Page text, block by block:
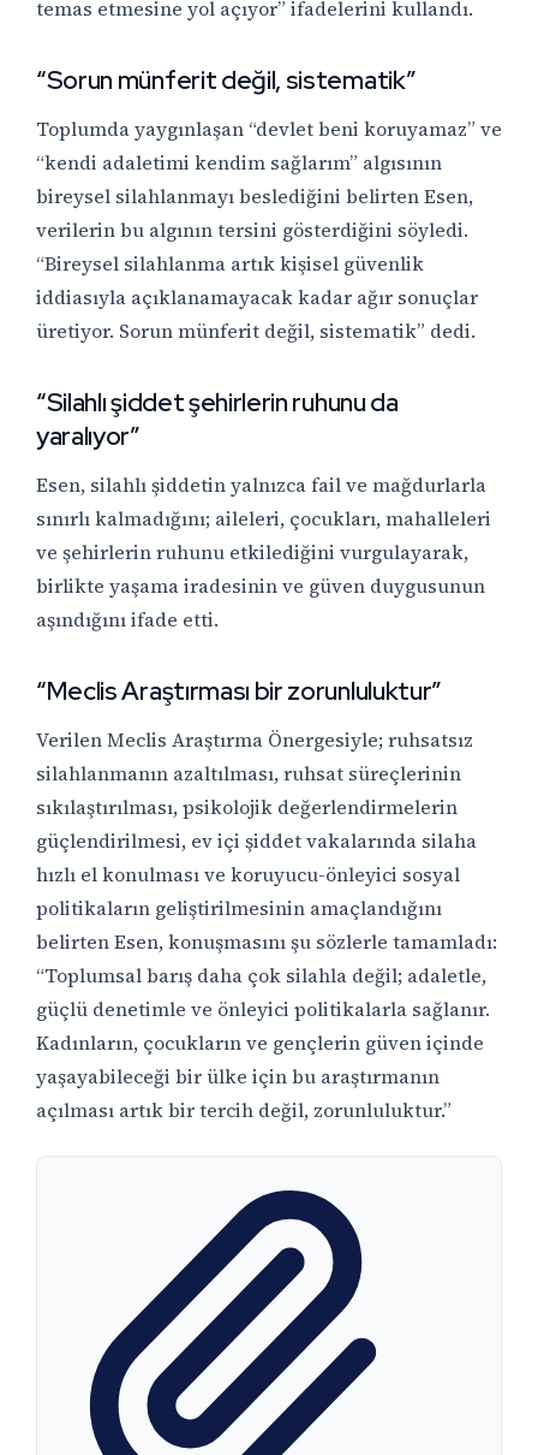
temas etmesine yol açıyor” ifadelerini kullandı.
“Sorun münferit değil, sistematik”
Toplumda yaygınlaşan “devlet beni koruyamaz” ve
“kendi adaletimi kendim sağlarım” algısının
bireysel silahlanmayı beslediğini belirten Esen,
verilerin bu algının tersini gösterdiğini söyledi.
“Bireysel silahlanma artık kişisel güvenlik
iddiasıyla açıklanamayacak kadar ağır sonuçlar
üretiyor. Sorun münferit değil, sistematik” dedi.
“Silahlı şiddet şehirlerin ruhunu da
yaralıyor”
Esen, silahlı şiddetin yalnızca fail ve mağdurlarla
sınırlı kalmadığını; aileleri, çocukları, mahalleleri
ve şehirlerin ruhunu etkilediğini vurgulayarak,
birlikte yaşama iradesinin ve güven duygusunun
aşındığını ifade etti.
“Meclis Araştırması bir zorunluluktur”
Verilen Meclis Araştırma Önergesiyle; ruhsatsız
silahlanmanın azaltılması, ruhsat süreçlerinin
sıkılaştırılması, psikolojik değerlendirmelerin
güçlendirilmesi, ev içi şiddet vakalarında silaha
hızlı el konulması ve koruyucu-önleyici sosyal
politikaların geliştirilmesinin amaçlandığını
belirten Esen, konuşmasını şu sözlerle tamamladı:
“Toplumsal barış daha çok silahla değil; adaletle,
güçlü denetimle ve önleyici politikalarla sağlanır.
Kadınların, çocukların ve gençlerin güven içinde
yaşayabileceği bir ülke için bu araştırmanın
açılması artık bir tercih değil, zorunluluktur.”